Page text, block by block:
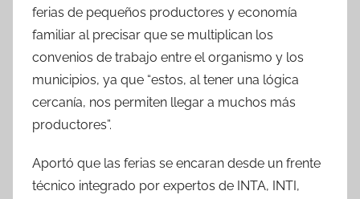
ferias de pequeños productores y economía
familiar al precisar que se multiplican los
convenios de trabajo entre el organismo y los
municipios, ya que “estos, al tener una lógica
cercanía, nos permiten llegar a muchos más
productores”.
Aportó que las ferias se encaran desde un frente
técnico integrado por expertos de INTA, INTI,